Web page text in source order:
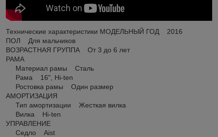
Технические характеристики МОДЕЛЬНЫЙ ГОД 2016
ПОЛ Для мальчиков
ВОЗРАСТНАЯ ГРУППА От 3 до 6 лет
РАМА
Материал рамы Сталь
Рама 16", Hi-ten
Ростовка рамы Один размер
АМОРТИЗАЦИЯ
Тип амортизации Жесткая вилка
Вилка Hi-ten
УПРАВЛЕНИЕ
Седло Aist